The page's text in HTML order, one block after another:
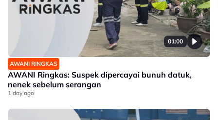
01:00
AWANI RINGKAS
AWANI Ringkas: Suspek dipercayai bunuh datuk,
nenek sebelum serangan
1 day ago